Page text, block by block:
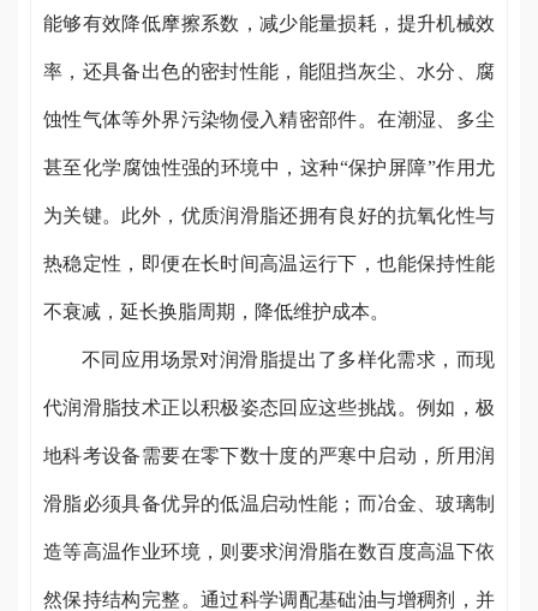
能够有效降低摩擦系数，减少能量损耗，提升机械效
率，还具备出色的密封性能，能阻挡灰尘、水分、腐
蚀性气体等外界污染物侵入精密部件。在潮湿、多尘
甚至化学腐蚀性强的环境中，这种“保护屏障”作用尤
为关键。此外，优质润滑脂还拥有良好的抗氧化性与
热稳定性，即便在长时间高温运行下，也能保持性能
不衰减，延长换脂周期，降低维护成本。
不同应用场景对润滑脂提出了多样化需求，而现
代润滑脂技术正以积极姿态回应这些挑战。例如，极
地科考设备需要在零下数十度的严寒中启动，所用润
滑脂必须具备优异的低温启动性能；而冶金、玻璃制
造等高温作业环境，则要求润滑脂在数百度高温下依
然保持结构完整。通过科学调配基础油与增稠剂，并